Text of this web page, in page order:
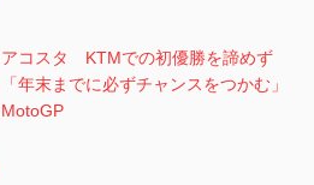
アコスタ KTMでの初優勝を諦めず
「年末までに必ずチャンスをつかむ」
MotoGP